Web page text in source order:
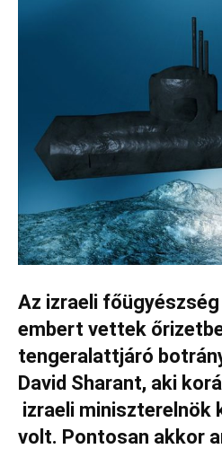
Az izraeli
embert vettek
tengeralattjáró
David Sharant, aki
izraeli miniszterelnök
volt. Pontosan akkor